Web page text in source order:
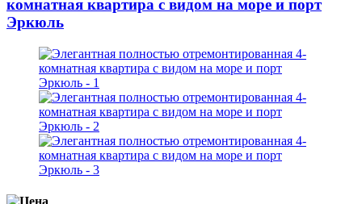
комнатная квартира с видом на море и порт
Эркюль